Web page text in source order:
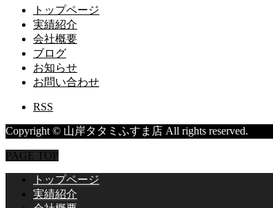
トップページ
実績紹介
会社概要
ブログ
お知らせ
お問い合わせ
RSS
Copyright © 山岸タタミふすま店 All rights reserved.
PAGE TOP
トップページ
実績紹介